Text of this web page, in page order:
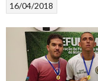
16/04/2018